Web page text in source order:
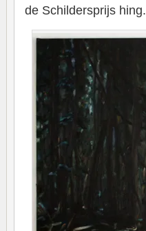
de Schildersprijs hing.